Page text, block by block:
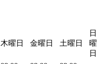
木曜日 金曜日 土曜日
日
曜
日